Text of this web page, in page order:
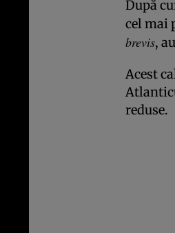
După
cel mai
brevis,
Acest
reduse.